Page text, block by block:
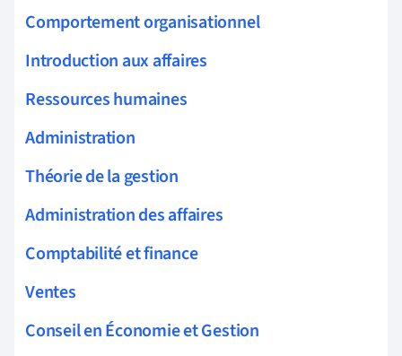
Comportement organisationnel
Introduction aux affaires
Ressources humaines
Administration
Théorie de la gestion
Administration des affaires
Comptabilité et finance
Ventes
Conseil en Économie et Gestion